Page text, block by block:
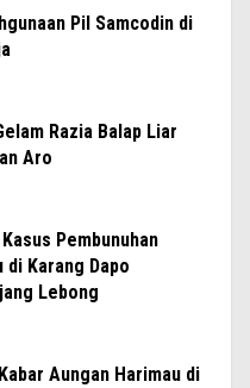
Pil Samcodin di
Razia Balap Liar
Aro
Pembunuhan
di Karang Dapo
Lebong
Aungan Harimau di